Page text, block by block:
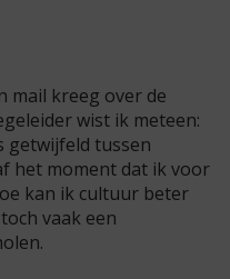
mail kreeg over de
wist ik meteen:
getwijfeld tussen
het moment dat ik voor
kan ik cultuur beter
vaak een